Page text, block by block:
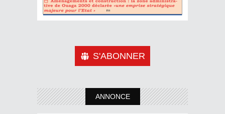
S'ABONNER
ANNONCE